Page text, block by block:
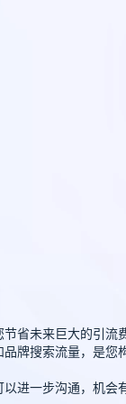
省未来巨大的引流
牌搜索流量，是
进一步沟通，机会